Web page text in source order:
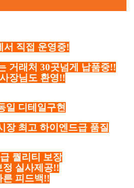
서 직접 운영중!
거래처 30곳넘게 납품중!!
장님도 환영!!
일 디테일구현
장 최고 하이엔드급 품질
퀄리티 보장
정 실사제공!!
른 피드백!!